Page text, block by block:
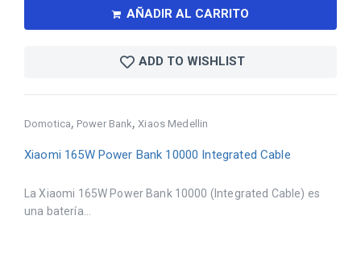
Domotica, Power Bank,Xiaos Medellin
Xiaomi 165W Power Bank 10000 Integrated Cable
La Xiaomi 165W Power Bank 10000 (Integrated Cable) es
una batería...
AÑADIR AL CARRITO
ADD TO WISHLIST